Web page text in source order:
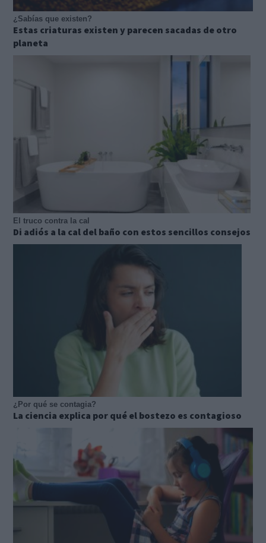
¿Sabías que existen?
Estas criaturas existen y parecen sacadas de otro
planeta
El truco contra la cal
Di adiós a la cal del baño con estos sencillos consejos
¿Por qué se contagia?
La ciencia explica por qué el bostezo es contagioso